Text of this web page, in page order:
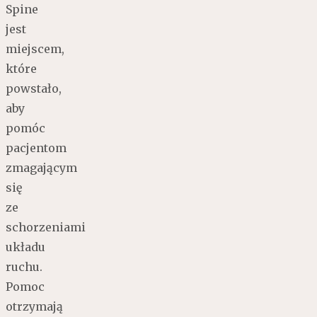
Spine
jest
miejscem,
które
powstało,
aby
pomóc
pacjentom
zmagającym
się
ze
schorzeniami
układu
ruchu.
Pomoc
otrzymają